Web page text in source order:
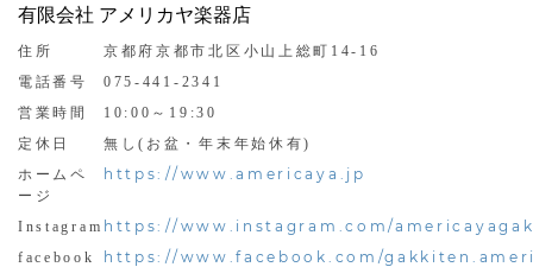
有限会社 アメリカヤ楽器店
住所
京都府京都市北区小山上総町14-16
電話番号
075-441-2341
営業時間
10:00～19:30
定休日
無し(お盆・年末年始休有)
ホームペ
ージ
https://www.americaya.jp
Instagram https://www.instagram.com/
facebook
https://www.facebook.com/